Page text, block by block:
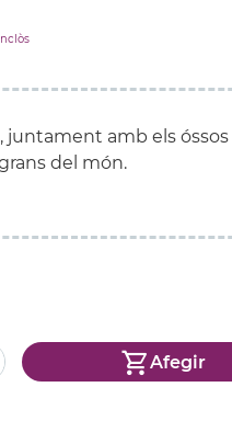
juntament amb els óssos
del món.
Afegir